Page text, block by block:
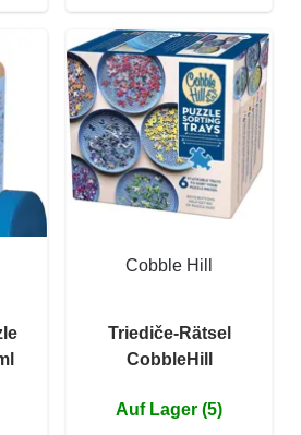
Cobble Hill
Triediče-Rätsel
CobbleHill
Auf Lager (5)